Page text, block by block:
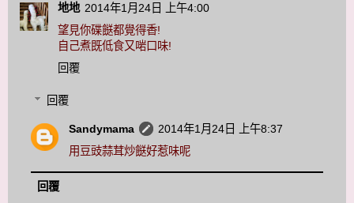
地地 2014年1月24日 上午4:00
望見你碟餸都覺得香!
自己煮既低食又啱口味!
回覆
回覆
Sandymama
2014年1月24日 上午8:37
用豆豉蒜茸炒餸好惹味呢
回覆